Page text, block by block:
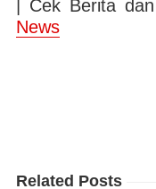
| Cek Berita
News
Related Posts